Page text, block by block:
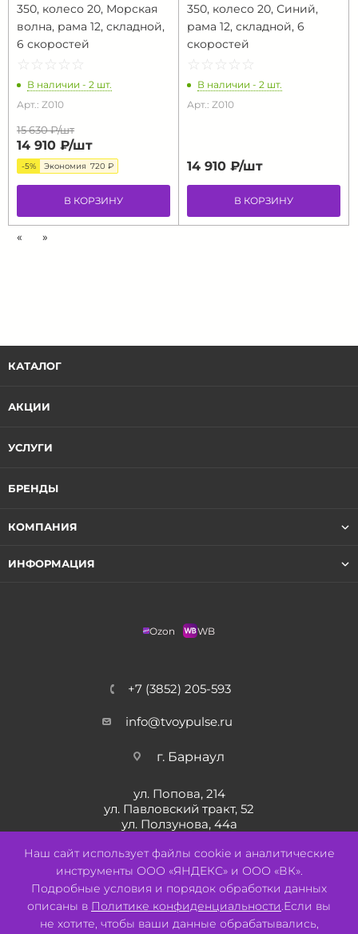
350, колесо 20, Морская
волна, рама 12, складной,
6 скоростей
☆ ☆ ☆ ☆ ☆
★ ★ ★ ★ ★
В наличии - 2 шт.
Арт.: Z010
15 630 ₽/шт
14 910 ₽/шт
-5% Экономия 720 ₽
В КОРЗИНУ
350, колесо 20, Синий,
рама 12, складной, 6
скоростей
☆ ☆ ☆ ☆ ☆
★ ★ ★ ★ ★
В наличии - 2 шт.
Арт.: Z010
14 910 ₽/шт
В КОРЗИНУ
« »
КАТАЛОГ
АКЦИИ
УСЛУГИ
БРЕНДЫ
КОМПАНИЯ
ИНФОРМАЦИЯ
Ozon WB
+7 (3852) 205-593
info@tvoypulse.ru
г. Барнаул
ул. Попова, 214
ул. Павловский тракт, 52
ул. Ползунова, 44а
Наш сайт использует файлы cookie и аналитические
инструменты ООО «ЯНДЕКС» и ООО «ВК».
Подробные условия и порядок обработки данных
описаны в Политике конфиденциальности.Если вы
не хотите, чтобы ваши данные обрабатывались,